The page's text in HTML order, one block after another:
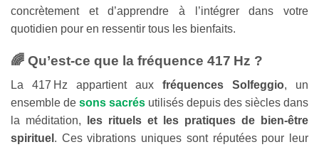
concrètement et d’apprendre à l’intégrer dans votre
quotidien pour en ressentir tous les bienfaits.
🌈 Qu’est-ce que la fréquence 417 Hz ?
La 417 Hz appartient aux fréquences Solfeggio, un
ensemble de sons sacrés utilisés depuis des siècles dans
la méditation,
les rituels et les pratiques de bien-être
spirituel . Ces vibrations uniques sont réputées pour leur